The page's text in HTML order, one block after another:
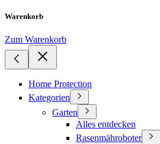
Warenkorb
Zum Warenkorb
Home Protection
Kategorien
Garten
Alles entdecken
Rasenmähroboter